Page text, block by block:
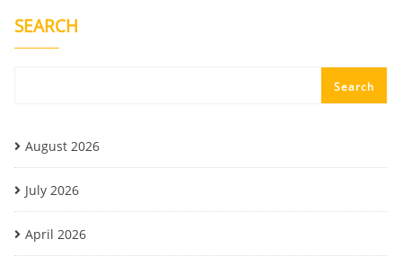
SEARCH
Search
August 2026
July 2026
April 2026